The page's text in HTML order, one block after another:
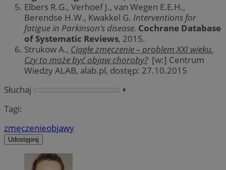
Elbers R.G., Verhoef J., van Wegen E.E.H.,
Berendse H.W., Kwakkel G. Interventions for
fatigue in Parkinson’s disease. Cochrane Database
of Systematic Reviews, 2015.
Strukow A., Ciągłe zmęczenie – problem XXI wieku.
Czy to może być objaw choroby?[w:] Centrum
Wiedzy ALAB, alab.pl, dostęp: 27.10.2015
Słuchaj
⏵︎
Tagi:
zmęczenieobjawy
Udostępnij